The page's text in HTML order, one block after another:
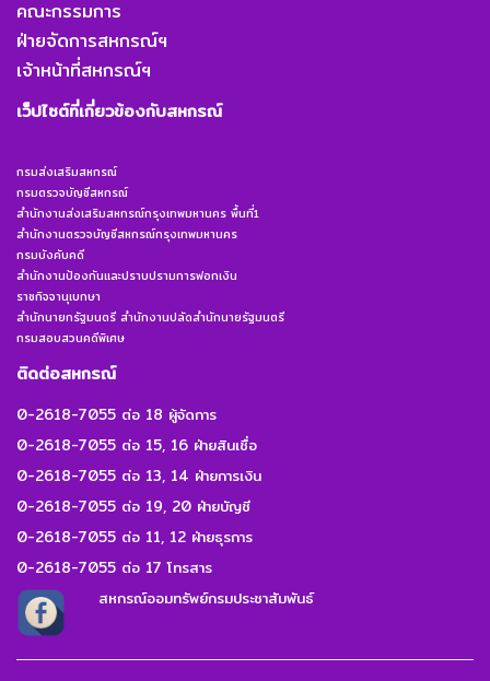
คณะกรรมการ
ฝ่ายจัดการสหกรณ์ฯ
เจ้าหน้าที่สหกรณ์ฯ
เว็ปไซต์ที่เกี่ยวข้องกับสหกรณ์
กรมส่งเสริมสหกรณ์
กรมตรวจบัญชีสหกรณ์
สำนักงานส่งเสริมสหกรณ์กรุงเทพมหานคร พื้นที่1
สำนักงานตรวจบัญชีสหกรณ์กรุงเทพมหานคร
กรมบังคับคดี
สำนักงานป้องกันและปราบปรามการฟอกเงิน
ราชกิจจานุเบกษา
สำนักนายกรัฐมนตรี สำนักงานปลัดสำนักนายรัฐมนตรี
กรมสอบสวนคดีพิเศษ
ติดต่อสหกรณ์
0-2618-7055 ต่อ 18 ผู้จัดการ
0-2618-7055 ต่อ 15, 16 ฝ่ายสินเชื่อ
0-2618-7055 ต่อ 13, 14 ฝ่ายการเงิน
0-2618-7055 ต่อ 19, 20 ฝ่ายบัญชี
0-2618-7055 ต่อ 11, 12 ฝ่ายธุรการ
0-2618-7055 ต่อ 17 โทรสาร
สหกรณ์ออมทรัพย์กรมประชาสัมพันธ์